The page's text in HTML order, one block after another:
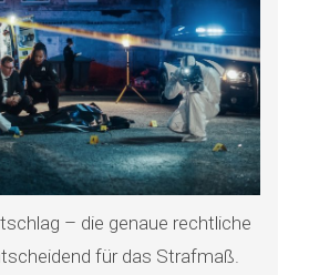
– die genaue rechtliche
für das Strafmaß.